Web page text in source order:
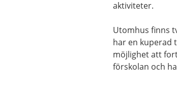
aktiviteter.
Utomhus finns
har en kuperad
möjlighet att
förskolan och